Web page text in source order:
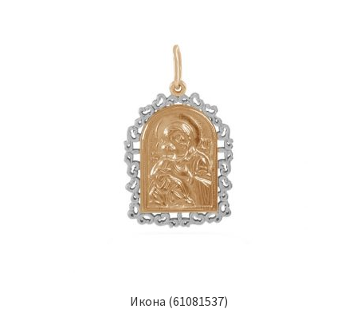
Икона (61081537)